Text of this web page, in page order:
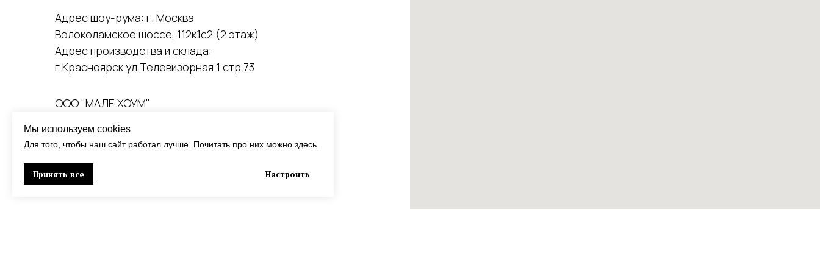
Мы используем cookies
Для того, чтобы наш сайт работал лучше. Почитать про них можно здесь.
Принять все Настроить
Адрес шоу-рума: г. Москва
Волоколамское шоссе, 112к1с2 (2 этаж)
Адрес производства и склада:
г.Красноярск ул.Телевизорная 1 стр.73
ООО "МАЛЕ ХОУМ"
125371 г. Москва, Волоколамское шоссе, 112к1с2